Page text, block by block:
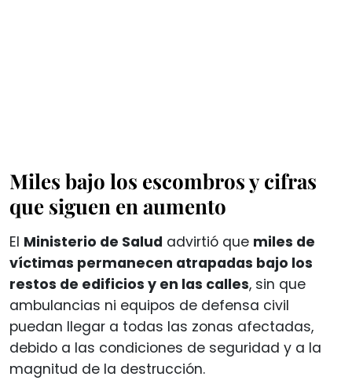
Miles bajo los escombros y cifras
que siguen en aumento
El Ministerio de Salud advirtió que miles de
víctimas permanecen atrapadas bajo los
restos de edificios y en las calles, sin que
ambulancias ni equipos de defensa civil
puedan llegar a todas las zonas afectadas,
debido a las condiciones de seguridad y a la
magnitud de la destrucción.